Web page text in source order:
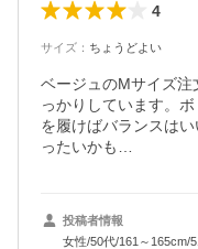
4
サイズ ： ちょうどよい
ベージュのMサイズ注
っかりしています。
を履けばバランスは
ったいかも…
投稿者情報
女性/50代/161～165cm/